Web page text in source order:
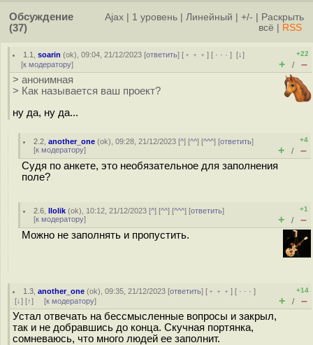
Обсуждение
(37)
Ajax 1 уровень Линейный +/-
Раскрыть
всё
RSS
1.1 ,soarin (ok), 09:04, 21/12/2023 [ответить] [ ﹢﹢﹢] [ · · ·][↓]
[к модератору]
+22
+ / –
> анонимная
> Как называется ваш проект?
ну да, ну да...
2.2 ,another_one (ok), 09:28, 21/12/2023 [^] [^^] [^^^] [ответить]
[к модератору]
+4
+ / –
Судя по анкете, это необязательное для заполнения
поле?
2.6 ,llolik (ok), 10:12, 21/12/2023 [^] [^^] [^^^] [ответить]
[к модератору]
+1
+ / –
Можно не заполнять и пропустить.
1.3 ,another_one (ok), 09:35, 21/12/2023 [ответить] [ ﹢﹢﹢] [ · · ·]
[↓] [↑] [к модератору]
+14
+ / –
Устал отвечать на бессмысленные вопросы и закрыл,
так и не добравшись до конца. Скучная портянка,
сомневаюсь, что много людей ее заполнит.